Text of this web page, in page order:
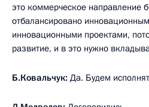
это коммерческое направление
отбалансировано
инновационными проектами,
развитие, и в это нужно
Б.Ковальчук: Да. Будем